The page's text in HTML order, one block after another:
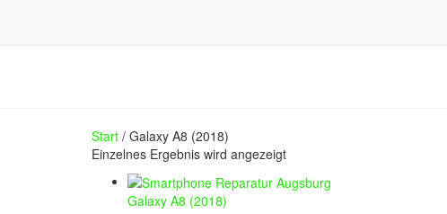
Start / Galaxy A8 (2018)
Einzelnes Ergebnis wird angezeigt
Galaxy A8 (2018)